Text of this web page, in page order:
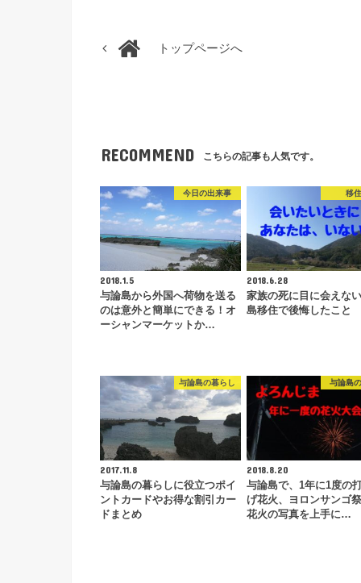
トップページへ
RECOMMEND こちらの記事も人気です。
今日の出来事
2018.1.5
与論島から外国へ荷物を送る
のは意外と簡単にできる！オ
ーシャンマーケットか…
移
2018.6.28
家族の死に目に会えな
島移住で後悔したこと
与論島の暮らし
2017.11.8
与論島の暮らしに役立つポイ
ントカードやお得な割引カー
ドまとめ
与論島
2018.8.20
与論島で、1年に1度の
げ花火、ヨロンサンゴ
花火の写真を上手に…